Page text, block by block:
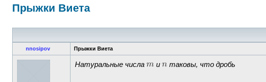
Прыжки Виета
nnosipov Прыжки Виета
Натуральные числа и таковы, что дробь